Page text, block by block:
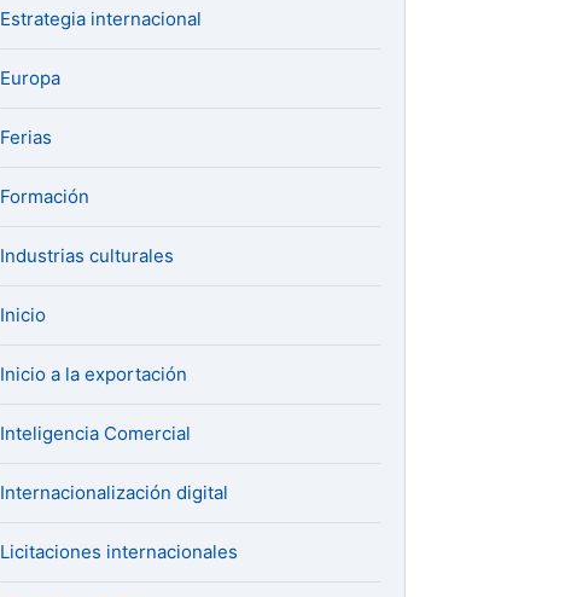
Estrategia internacional
Europa
Ferias
Formación
Industrias culturales
Inicio
Inicio a la exportación
Inteligencia Comercial
Internacionalización digital
Licitaciones internacionales